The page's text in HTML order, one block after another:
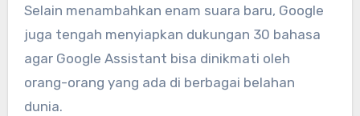
Selain menambahkan enam suara baru, Google
juga tengah menyiapkan dukungan 30 bahasa
agar Google Assistant bisa dinikmati oleh
orang-orang yang ada di berbagai belahan
dunia.